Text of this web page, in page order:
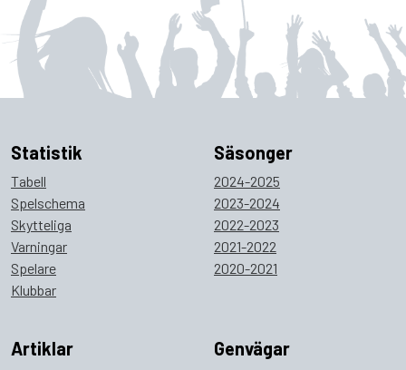
Statistik
Tabell
Spelschema
Skytteliga
Varningar
Spelare
Klubbar
Säsonger
2024-2025
2023-2024
2022-2023
2021-2022
2020-2021
Artiklar Genvägar